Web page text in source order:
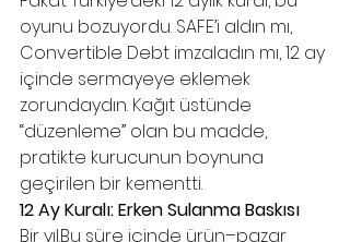
oyunu bozuyordu. SAFE’i aldın mı,
Convertible Debt imzaladın mı, 12 ay
içinde sermayeye eklemek
zorundaydın. Kağıt üstünde
“düzenleme” olan bu madde,
pratikte kurucunun boynuna
geçirilen bir kementti.
12 Ay Kuralı: Erken Sulanma Baskısı
Bir yıl.Bu süre içinde ürün–pazar